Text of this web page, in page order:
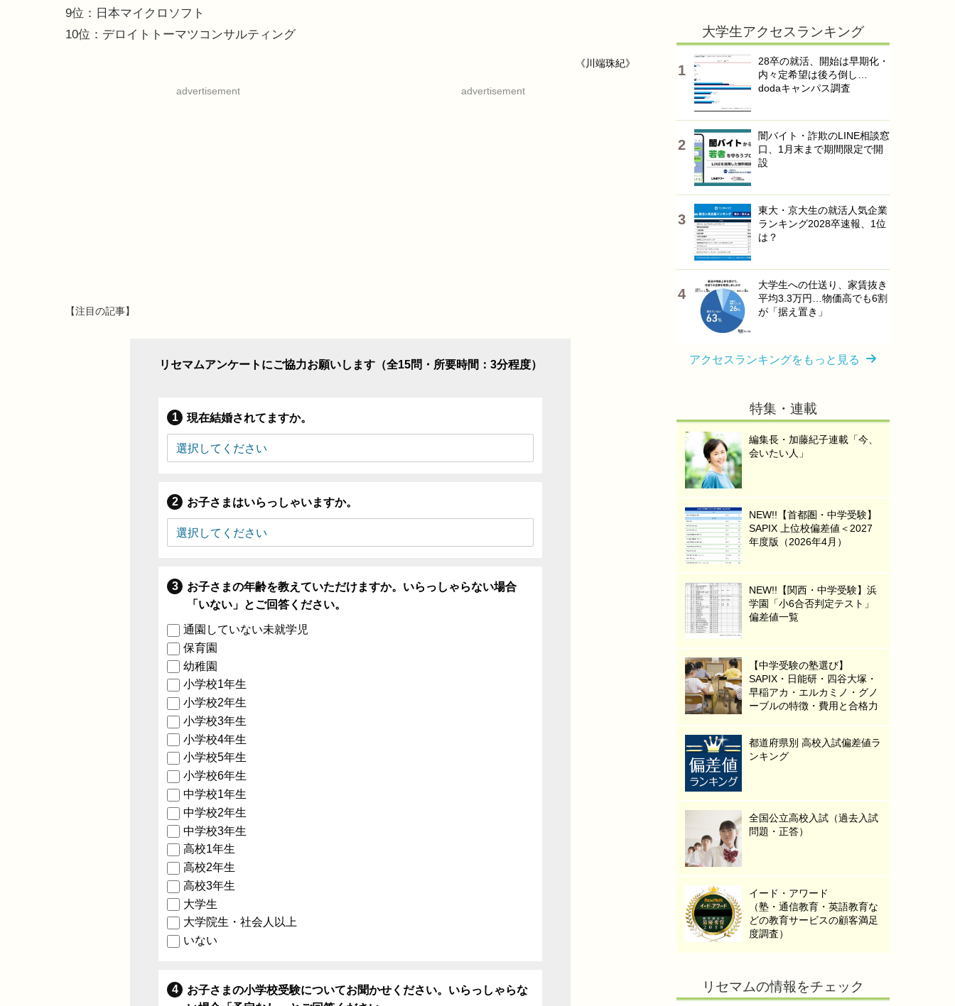
9位：日本マイクロソフト
10位：デロイトトーマツコンサルティング
《川端珠紀》
advertisement advertisement
【注目の記事】
リセマムアンケートにご協力お願いします（全15問・所要時間：3分程度）
現在結婚されてますか。
お子さまはいらっしゃいますか。
お子さまの年齢を教えていただけますか。いらっしゃらない場合
「いない」とご回答ください。
通園していない未就学児
保育園
幼稚園
小学校1年生
小学校2年生
小学校3年生
小学校4年生
小学校5年生
小学校6年生
中学校1年生
中学校2年生
中学校3年生
高校1年生
高校2年生
高校3年生
大学生
大学院生・社会人以上
いない
お子さまの小学校受験についてお聞かせください。いらっしゃらな
大学生アクセスランキング
28卒の就活、開始は早期化・
内々定希望は後ろ倒し…
dodaキャンパス調査
闇バイト・詐欺のLINE相談窓
口、1月末まで期間限定で開
設
東大・京大生の就活人気企業
ランキング2028卒速報、1位
は？
大学生への仕送り、家賃抜き
平均3.3万円…物価高でも6割
が「据え置き」
アクセスランキングをもっと見る
特集・連載
編集長・加藤紀子連載「今、
会いたい人」
NEW!!【首都圏・中学受験】
SAPIX 上位校偏差値＜2027
年度版（2026年4月）
NEW!!【関西・中学受験】浜
学園「小6合否判定テスト」
偏差値一覧
【中学受験の塾選び】
SAPIX・日能研・四谷大塚・
早稲アカ・エルカミノ・グノ
ーブルの特徴・費用と合格力
都道府県別 高校入試偏差値ラ
ンキング
全国公立高校入試（過去入試
問題・正答）
イード・アワード
（塾・通信教育・英語教育な
どの教育サービスの顧客満足
度調査）
リセマムの情報をチェック